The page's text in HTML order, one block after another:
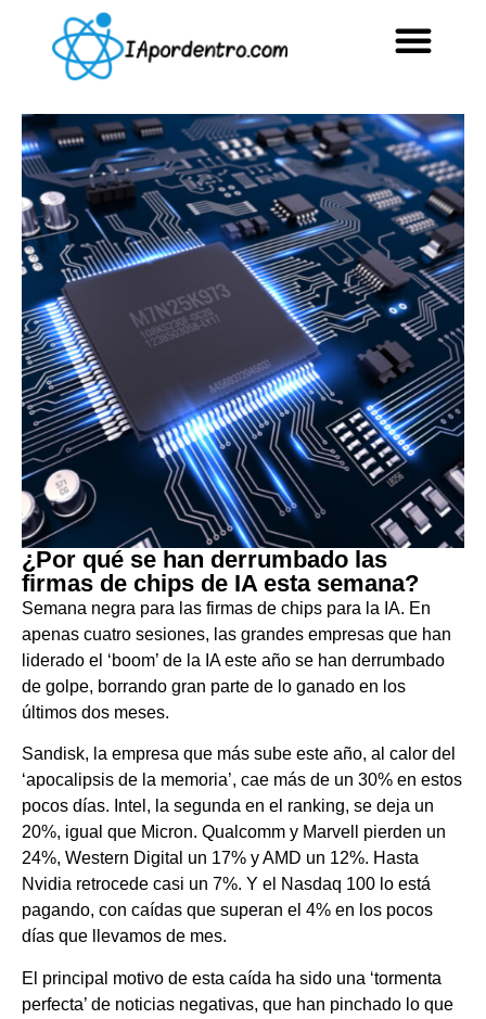
¿Por qué se han derrumbado las
firmas de chips de IA esta semana?
Semana negra para las firmas de chips para la IA. En
apenas cuatro sesiones, las grandes empresas que han
liderado el ‘boom’ de la IA este año se han derrumbado
de golpe, borrando gran parte de lo ganado en los
últimos dos meses.
Sandisk, la empresa que más sube este año, al calor del
‘apocalipsis de la memoria’, cae más de un 30% en estos
pocos días. Intel, la segunda en el ranking, se deja un
20%, igual que Micron. Qualcomm y Marvell pierden un
24%, Western Digital un 17% y AMD un 12%. Hasta
Nvidia retrocede casi un 7%. Y el Nasdaq 100 lo está
pagando, con caídas que superan el 4% en los pocos
días que llevamos de mes.
El principal motivo de esta caída ha sido una ‘tormenta
perfecta’ de noticias negativas, que han pinchado lo que